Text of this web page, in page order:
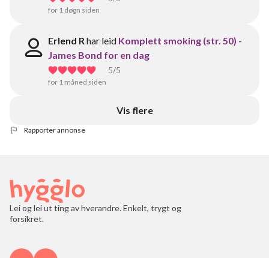
for 1 døgn siden
Erlend Rhar leid Komplett smoking (str. 50) -
James Bond for en dag
5/5
for 1 måned siden
Vis flere
Rapporter annonse
Lei og lei ut ting av hverandre. Enkelt, trygt og
forsikret.